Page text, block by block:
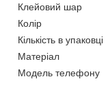
Клейовий шар
Колір
Кількість в упаковці
Матеріал
Модель телефону